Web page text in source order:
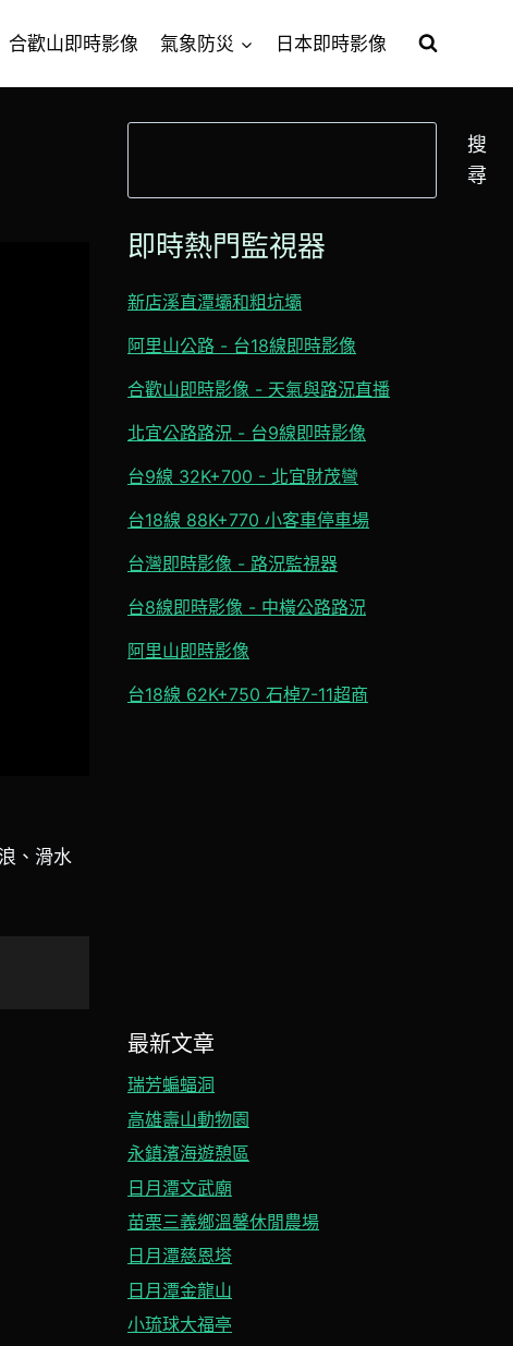
合歡山即時影像 氣象防災 日本即時影像
、滑水
搜
尋
即時熱門監視器
新店溪直潭壩和粗坑壩
阿里山公路 - 台18線即時影像
合歡山即時影像 - 天氣與路況直播
北宜公路路況 - 台9線即時影像
台9線 32K+700 - 北宜財茂彎
台18線 88K+770 小客車停車場
台灣即時影像 - 路況監視器
台8線即時影像 - 中橫公路路況
阿里山即時影像
台18線 62K+750 石棹7-11超商
最新文章
瑞芳蝙蝠洞
高雄壽山動物園
永鎮濱海遊憩區
日月潭文武廟
苗栗三義鄉溫馨休閒農場
日月潭慈恩塔
日月潭金龍山
小琉球大福亭